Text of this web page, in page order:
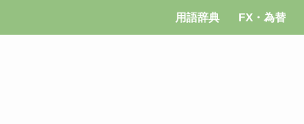
用語辞典 FX・為替